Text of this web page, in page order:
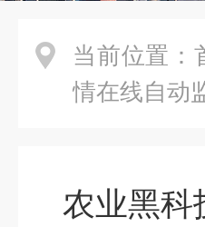
当前位置：
情在线自动
农业黑科